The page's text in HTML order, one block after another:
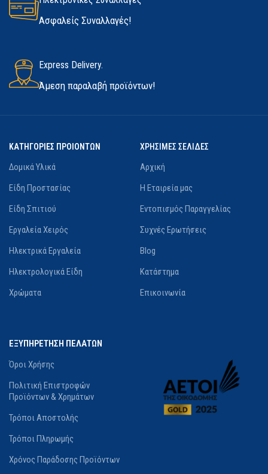
Ασφαλείς Συναλλαγές!
Express Delivery.
Άμεση παραλαβή προϊόντων!
ΚΑΤΗΓΟΡΙΕΣ ΠΡΟΙΟΝΤΩΝ
Δομικά Υλικά
Είδη Προστασίας
Είδη Σπιτιού
Εργαλεία Χειρός
Ηλεκτρικά Εργαλεία
Ηλεκτρολογικά Είδη
Χρώματα
ΧΡΗΣΙΜΕΣ ΣΕΛΙΔΕΣ
Αρχική
Η Εταιρεία μας
Εντοπισμός Παραγγελίας
Συχνές Ερωτήσεις
Blog
Κατάστημα
Επικοινωνία
ΕΞΥΠΗΡΕΤΗΣΗ ΠΕΛΑΤΩΝ
Όροι Χρήσης
Πολιτική Επιστροφών
Προϊόντων & Χρημάτων
Τρόποι Αποστολής
Τρόποι Πληρωμής
Χρόνος Παράδοσης Προϊόντων